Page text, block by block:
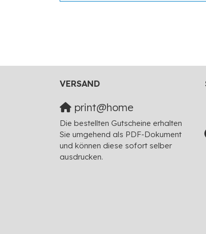
VERSAND
print@home
Die bestellten Gutscheine erhalten
Sie umgehend als PDF-Dokument
und können diese sofort selber
ausdrucken.